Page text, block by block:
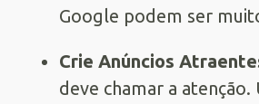
Google podem ser
Crie Anúncios
deve chamar a